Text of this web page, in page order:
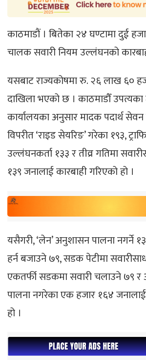
काठमाडाैं । बितेका २४ घण्टामा दुई
चालक सवारी नियम उल्लंघनको
यसबाट राज्यकोषमा रु. २६ लाख ६०
दाखिला भएको छ । काठमाडौँ उपत्यका
कार्यालयका अनुसार मादक पदार्थ
विपरीत ‘राइड सेयरिङ’ गरेका १९३,
उल्लंघनकर्ता १३३ र तीव्र गतिमा
१३९ जनालाई कारबाही गरिएको हो ।
यसैगरी, ‘लेन’ अनुशासन पालना नगर्ने
हर्न बजाउने ७९, सडक पेटीमा
एकतर्फी सडकमा सवारी चलाउने ७९ र
पालना नगरेका एक हजार १६४
हो ।